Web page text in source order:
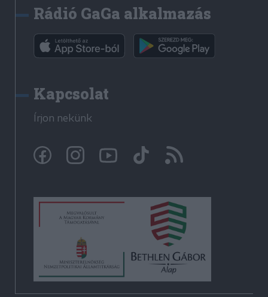
Rádió GaGa alkalmazás
Kapcsolat
Írjon nekünk